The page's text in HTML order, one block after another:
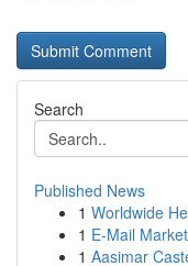
Search
Published News
1 Worldwide
1 E-Mail
1 Aasimar